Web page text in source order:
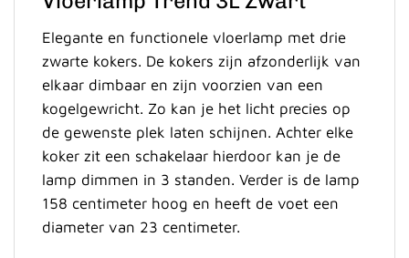
Elegante en functionele vloerlamp met drie
zwarte kokers. De kokers zijn afzonderlijk van
elkaar dimbaar en zijn voorzien van een
kogelgewricht. Zo kan je het licht precies op
de gewenste plek laten schijnen. Achter elke
koker zit een schakelaar hierdoor kan je de
lamp dimmen in 3 standen. Verder is de lamp
158 centimeter hoog en heeft de voet een
diameter van 23 centimeter.